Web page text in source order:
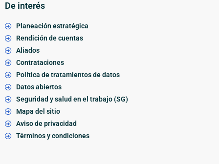
De interés
Planeación estratégica
Rendición de cuentas
Aliados
Contrataciones
Política de tratamientos de datos
Datos abiertos
Seguridad y salud en el trabajo (SG)
Mapa del sitio
Aviso de privacidad
Términos y condiciones